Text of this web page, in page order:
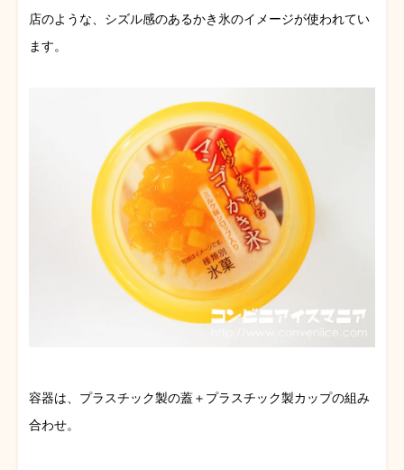
店のような、シズル感のあるかき氷のイメージが使われてい
ます。
容器は、プラスチック製の蓋＋プラスチック製カップの組み
合わせ。